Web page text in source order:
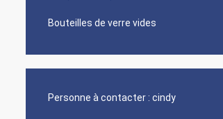
Bouteilles de verre vides
Personne à contacter : cindy